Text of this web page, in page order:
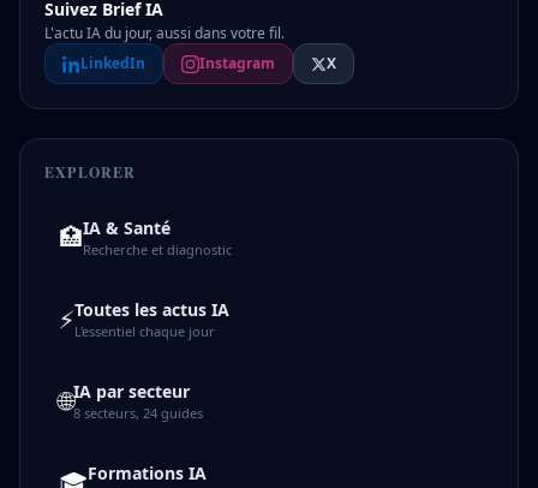
Suivez Brief IA
L'actu IA du jour, aussi dans votre fil.
LinkedIn
Instagram X
EXPLORER
🏥IA & Santé
Recherche et diagnostic
⚡Toutes les actus IA
L'essentiel chaque jour
🌐IA par secteur
8 secteurs, 24 guides
Formations IA